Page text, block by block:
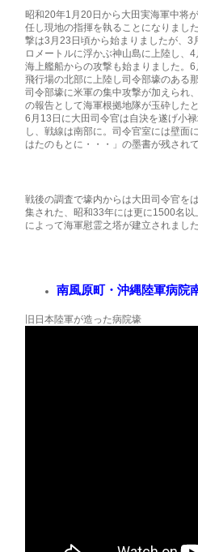
昭和20年1月20日から大田実海軍中将
任し現地の指揮を執ることになりまし
撃は3月23日頃から始まりましたが、
ロメートルに浮かぶ神山島に上陸し、
海上艦船からの攻撃も始まりました。
飛行場の北部に上陸し司令部壕のある
司令部壕に米軍の集中攻撃が加えられ
の報告として海軍根拠地隊が玉砕した
6月13日に大田司令官は自決を遂げ小
し、戦線は南部に。司令官室には壁面
はたのもとに・・・」の墨書が残されて
戦後の調査で壕内からは大田司令官を
集された、昭和33年には更に1500名
によって海軍慰霊之塔が建立されました
南風原町・沖縄陸軍病院
旧日本陸軍が造った病院壕